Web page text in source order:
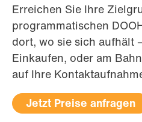
Erreichen Sie Ihre
programmatischen
dort, wo sie sich aufhält
Einkaufen, oder am
auf Ihre
Jetzt Preise anfragen